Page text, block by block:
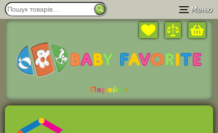
Меню
Перейти